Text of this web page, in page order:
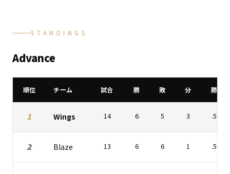
STANDINGS
Advance
順位 チーム 試合 勝 敗 分 勝率
1 Wings 14 6 5 3 .545
2 Blaze 13 6 6 1 .500